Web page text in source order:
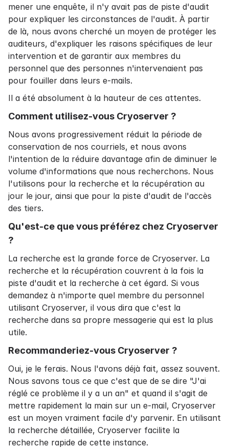
mener une enquête, il n'y avait pas de piste d'audit
pour expliquer les circonstances de l'audit. À partir
de là, nous avons cherché un moyen de protéger les
auditeurs, d'expliquer les raisons spécifiques de leur
intervention et de garantir aux membres du
personnel que des personnes n'intervenaient pas
pour fouiller dans leurs e-mails.
Il a été absolument à la hauteur de ces attentes.
Comment utilisez-vous Cryoserver ?
Nous avons progressivement réduit la période de
conservation de nos courriels, et nous avons
l'intention de la réduire davantage afin de diminuer le
volume d'informations que nous recherchons. Nous
l'utilisons pour la recherche et la récupération au
jour le jour, ainsi que pour la piste d'audit de l'accès
des tiers.
Qu'est-ce que vous préférez chez Cryoserver
?
La recherche est la grande force de Cryoserver. La
recherche et la récupération couvrent à la fois la
piste d'audit et la recherche à cet égard. Si vous
demandez à n'importe quel membre du personnel
utilisant Cryoserver, il vous dira que c'est la
recherche dans sa propre messagerie qui est la plus
utile.
Recommanderiez-vous Cryoserver ?
Oui, je le ferais. Nous l'avons déjà fait, assez souvent.
Nous savons tous ce que c'est que de se dire "J'ai
réglé ce problème il y a un an" et quand il s'agit de
mettre rapidement la main sur un e-mail, Cryoserver
est un moyen vraiment facile d'y parvenir. En utilisant
la recherche détaillée, Cryoserver facilite la
recherche rapide de cette instance.